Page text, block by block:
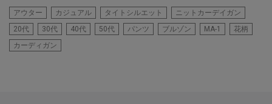
アウター カジュアル タイトシルエット
ニットカーデイガン
20代
30代 40代 50代 パンツ ブルゾン MA-1
花柄
カーディガン